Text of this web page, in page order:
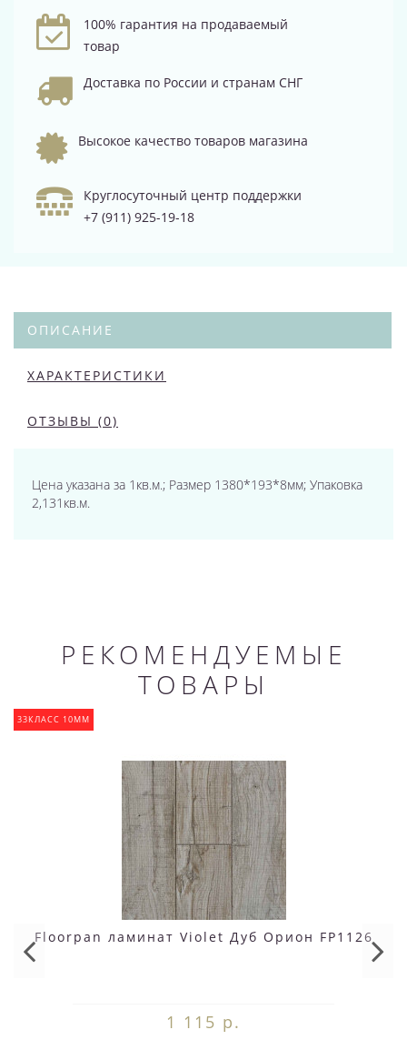
100% гарантия на продаваемый
товар
Доставка по России и странам СНГ
Высокое качество товаров магазина
Круглосуточный центр поддержки
+7 (911) 925-19-18
ОПИСАНИЕ
ХАРАКТЕРИСТИКИ
ОТЗЫВЫ (0)
Цена указана за 1кв.м.; Размер 1380*193*8мм; Упаковка
2,131кв.м.
РЕКОМЕНДУЕМЫЕ
ТОВАРЫ
33КЛАСС 10ММ
Floorpan ламинат Violet Дуб Орион FP1126
1 115 р.